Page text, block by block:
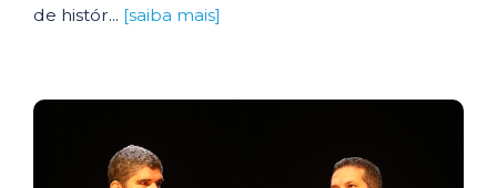
de histór... [saiba mais]